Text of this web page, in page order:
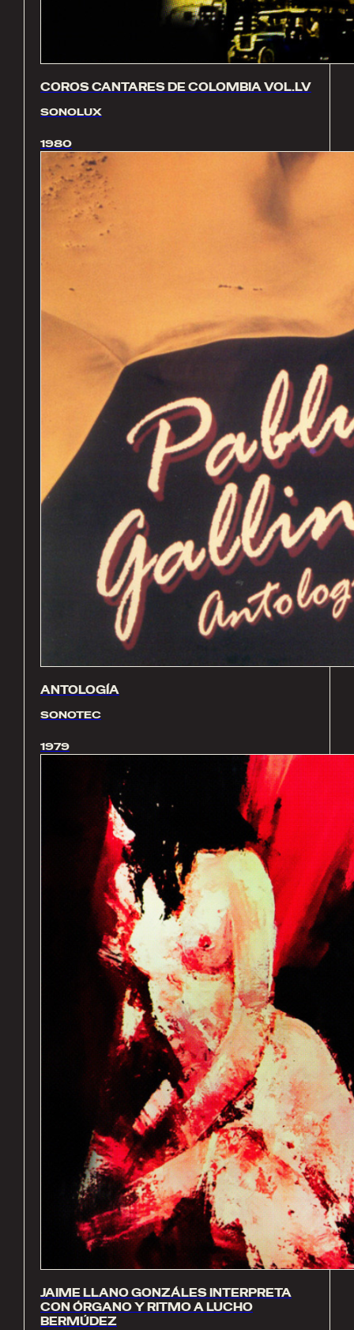
COROS CANTARES DE COLOMBIA VOL.LV
SONOLUX
1980
ANTOLOGÍA
SONOTEC
1979
JAIME LLANO GONZÁLES INTERPRETA
CON ÓRGANO Y RITMO A LUCHO
BERMÚDEZ